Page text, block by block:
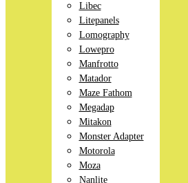
Libec
Litepanels
Lomography
Lowepro
Manfrotto
Matador
Maze Fathom
Megadap
Mitakon
Monster Adapter
Motorola
Moza
Nanlite